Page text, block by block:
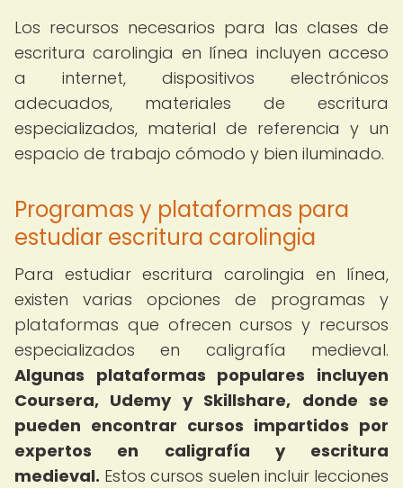
Los recursos necesarios para las clases de
escritura carolingia en línea incluyen acceso
a internet, dispositivos electrónicos
adecuados, materiales de escritura
especializados, material de referencia y un
espacio de trabajo cómodo y bien iluminado.
Programas y plataformas para
estudiar escritura carolingia
Para estudiar escritura carolingia en línea,
existen varias opciones de programas y
plataformas que ofrecen cursos y recursos
especializados en caligrafía medieval.
Algunas plataformas populares incluyen
Coursera, Udemy y Skillshare, donde se
pueden encontrar cursos impartidos por
expertos en caligrafía y escritura
medieval. Estos cursos suelen incluir lecciones